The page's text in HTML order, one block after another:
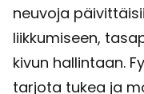
neuvoja
liikkumiseen,
kivun hallintaan.
tarjota tukea ja